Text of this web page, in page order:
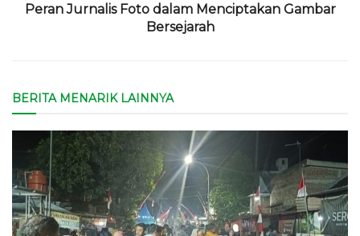
Peran Jurnalis Foto dalam Menciptakan Gambar
Bersejarah
BERITA MENARIK LAINNYA